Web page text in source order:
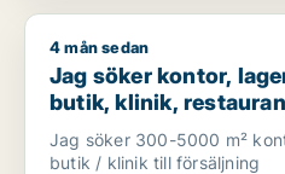
Jag söker kontor, lager,
4 mån sedan
Jag söker kontor,
butik, klinik,
fastighetsmark,
eller garage till salu i
Jag söker 300-5000 m²
butik / klinik till försäljning